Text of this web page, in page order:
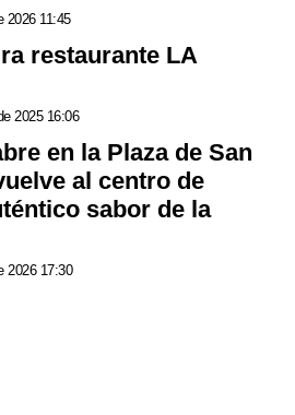
2026 11:45
restaurante LA
2025 16:06
en la Plaza de San
al centro de
sabor de la
2026 17:30